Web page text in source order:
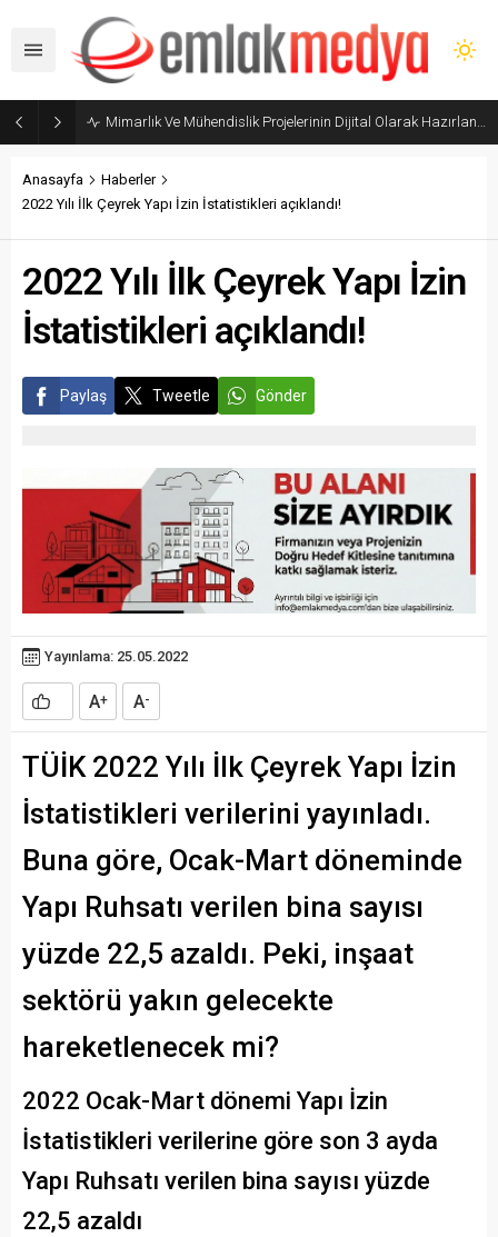
Mimarlık Ve Mühendislik Projelerinin Dijital Olarak Hazırlanması Hakkında Yönetmelik yayımlandı
Anasayfa
Haberler
2022 Yılı İlk Çeyrek Yapı İzin İstatistikleri açıklandı!
2022 Yılı İlk Çeyrek Yapı İzin
İstatistikleri açıklandı!
Paylaş Tweetle Gönder
Yayınlama: 25.05.2022
A+ A-
TÜİK 2022 Yılı İlk Çeyrek Yapı İzin
İstatistikleri verilerini yayınladı.
Buna göre, Ocak-Mart döneminde
Yapı Ruhsatı verilen bina sayısı
yüzde 22,5 azaldı. Peki, inşaat
sektörü yakın gelecekte
hareketlenecek mi?
2022 Ocak-Mart dönemi Yapı İzin
İstatistikleri verilerine göre son 3 ayda
Yapı Ruhsatı verilen bina sayısı yüzde
22,5 azaldı